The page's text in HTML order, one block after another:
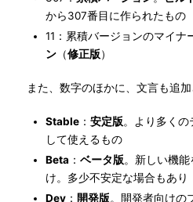
から307番目に作られたもの
11：累積バージョンのマイナ
ン （修正版）
また、数字のほかに、文言も追加
Stable ： 安定版。より多く
して使えるもの
Beta ： ベータ版。新しい機
け。多少不安定な場合もあり
Dev ： 開発版。開発者向けの